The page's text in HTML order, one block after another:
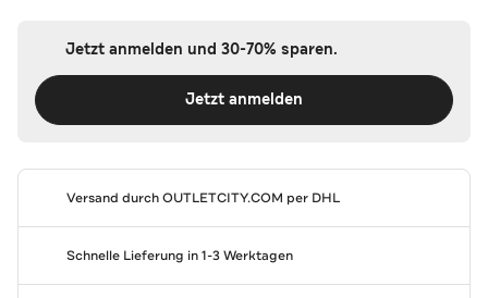
Jetzt anmelden und 30-70% sparen.
Jetzt anmelden
Versand durchOUTLETCITY.COM per DHL
Schnelle Lieferung in 1-3 Werktagen